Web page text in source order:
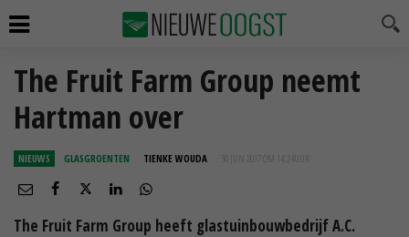
The Fruit Farm Group neemt
Hartman over
NIEUWS GLASGROENTEN TIENKE WOUDA 30 JUN 2017 OM 14:24
The Fruit Farm Group heeft glastuinbouwbedrijf A.C.